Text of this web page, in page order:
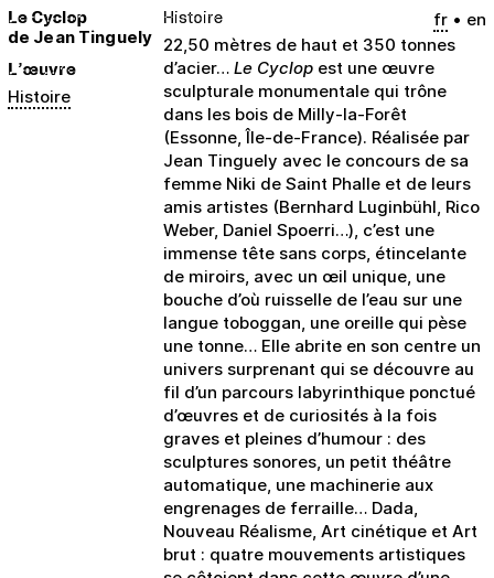
fr en
Le Cyclop
de Jean Tinguely
L’œuvre
Histoire
Histoire
22,50 mètres de haut et 350 tonnes
d’acier… Le Cyclopest une œuvre
sculpturale monumentale qui trône
dans les bois de Milly-la-Forêt
(Essonne, Île-de-France). Réalisée par
Jean Tinguely avec le concours de sa
femme Niki de Saint Phalle et de leurs
amis artistes (Bernhard Luginbühl, Rico
Weber, Daniel Spoerri…), c’est une
immense tête sans corps, étincelante
de miroirs, avec un œil unique, une
bouche d’où ruisselle de l’eau sur une
langue toboggan, une oreille qui pèse
une tonne… Elle abrite en son centre un
univers surprenant qui se découvre au
fil d’un parcours labyrinthique ponctué
d’œuvres et de curiosités à la fois
graves et pleines d’humour : des
sculptures sonores, un petit théâtre
automatique, une machinerie aux
engrenages de ferraille… Dada,
Nouveau Réalisme, Art cinétique et Art
brut : quatre mouvements artistiques